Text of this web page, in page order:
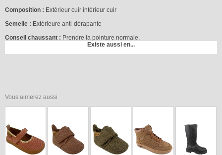
Composition : Extérieur cuir intérieur cuir
Semelle : Extérieure anti-dérapante
Conseil chaussant : Prendre la pointure normale.
Existe aussi en...
Vous aimerez aussi